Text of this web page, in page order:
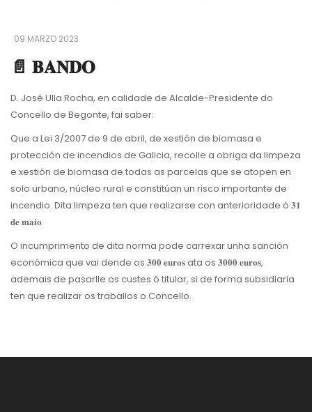
09 MARZO 2023
📄 𝐁𝐀𝐍𝐃𝐎
D. José Ulla Rocha, en calidade de Alcalde-Presidente do
Concello de Begonte, fai saber:
Que a Lei 3/2007 de 9 de abril, de xestión de biomasa e
protección de incendios de Galicia, recolle a obriga da limpeza
e xestión de biomasa de todas as parcelas que se atopen en
solo urbano, núcleo rural e constitúan un risco importante de
incendio. Dita limpeza ten que realizarse con anterioridade ó 𝟑𝟏
𝐝𝐞 𝐦𝐚𝐢𝐨.
O incumprimento de dita norma pode carrexar unha sanción
económica que vai dende os 𝟑𝟎𝟎 𝐞𝐮𝐫𝐨𝐬 ata os 𝟑𝟎𝟎𝟎 𝐞𝐮𝐫𝐨𝐬,
ademais de pasarlle os custes ó titular, si de forma subsidiaria
ten que realizar os traballos o Concello.